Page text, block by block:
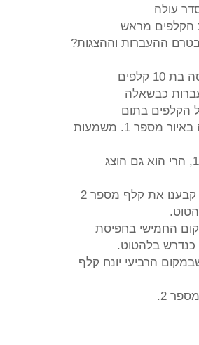
עולה
ההעברות וההצגות?
קלפים
הקלפים בתום
1. משמעות
2.